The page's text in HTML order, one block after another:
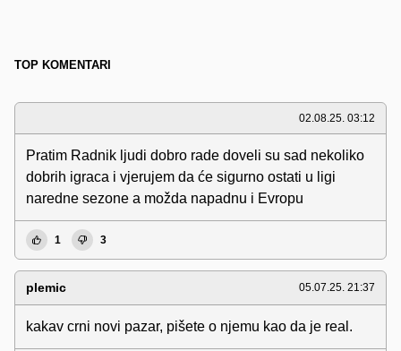
TOP KOMENTARI
02.08.25. 03:12
Pratim Radnik ljudi dobro rade doveli su sad nekoliko
dobrih igraca i vjerujem da će sigurno ostati u ligi
naredne sezone a možda napadnu i Evropu
1 3
plemic 05.07.25. 21:37
kakav crni novi pazar, pišete o njemu kao da je real.